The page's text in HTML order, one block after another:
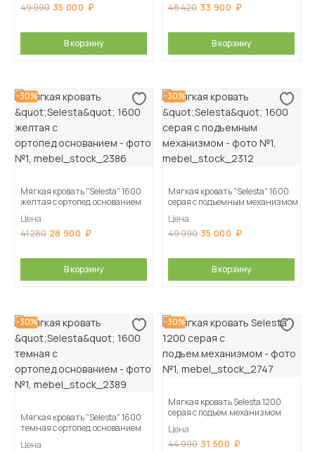
49 990 35 000
В корзину
48 420 33 900
В корзину
-30%
Мягкая кровать "Selesta" 1600
желтая с ортопед.основанием
Цена
41 280 28 900
В корзину
-30%
Мягкая кровать "Selesta" 1600
серая с подъемным механизмом
Цена
49 990 35 000
В корзину
-30%
Мягкая кровать "Selesta" 1600
темная с ортопед.основанием
Цена
-30%
Мягкая кровать Selesta 1200
серая с подъем.механизмом
Цена
44 990 31 500